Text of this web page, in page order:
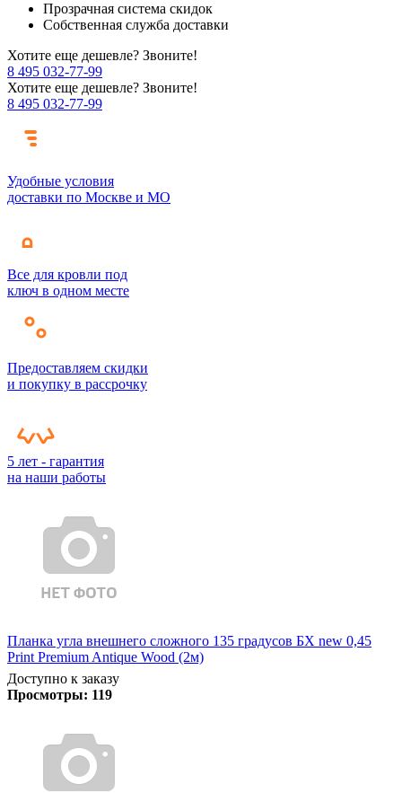
Прозрачная система скидок
Собственная служба доставки
Хотите еще дешевле? Звоните!
8 495 032-77-99
Хотите еще дешевле? Звоните!
8 495 032-77-99
Удобные условия
доставки по Москве и МО
Все для кровли под
ключ в одном месте
Предоставляем скидки
и покупку в рассрочку
5 лет - гарантия
на наши работы
Планка угла внешнего сложного 135 градусов БХ new 0,45
Print Premium Antique Wood (2м)
Доступно к заказу
Просмотры: 119